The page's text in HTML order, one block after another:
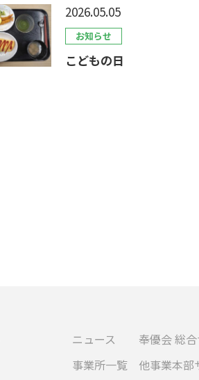
2026.05.05
お知らせ
こどもの日
ニュース
事業所一覧
奉優会 総
他事業本部